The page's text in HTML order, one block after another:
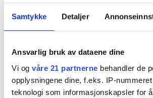
Samtykke Detaljer
Ansvarlig bruk av dataene dine
Vi og våre 21 partnerne behandler de
opplysningene dine, f.eks. IP-
teknologi som informasjonskapsler for
Trump kan påvirke
anlegg og mange årsverk har blitt
siste fem årene.
Les også:Tine legger ned to